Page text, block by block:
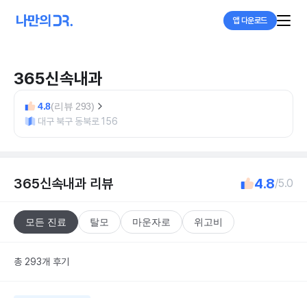
앱 다운로드
365신속내과
4.8(리뷰 293)
대구 북구 동북로 156
365신속내과 리뷰 4.8/5.0
모든 진료 탈모 마운자로 위고비
총 293개 후기